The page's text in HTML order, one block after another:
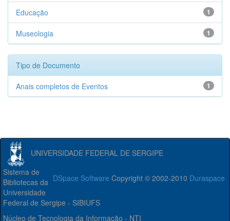
1
Educação
1
Museologia
Tipo de Documento
1
Anais completos de Eventos
UNIVERSIDADE FEDERAL DE SERGIPE
DSpace Software Copyright © 2002-2010 Duraspace
Sistema de
Bibliotecas da
Universidade
Federal de Sergipe - SIBIUFS
Núcleo de Tecnologia da Informação - NTI